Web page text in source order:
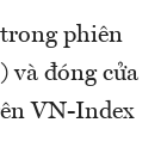
phiên
và đóng cửa
VN-Index